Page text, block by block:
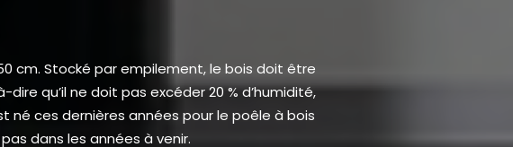
cm. Stocké par empilement, le bois doit être
qu’il ne doit pas excéder 20 % d’humidité,
né ces dernières années pour le poêle à bois
dans les années à venir.